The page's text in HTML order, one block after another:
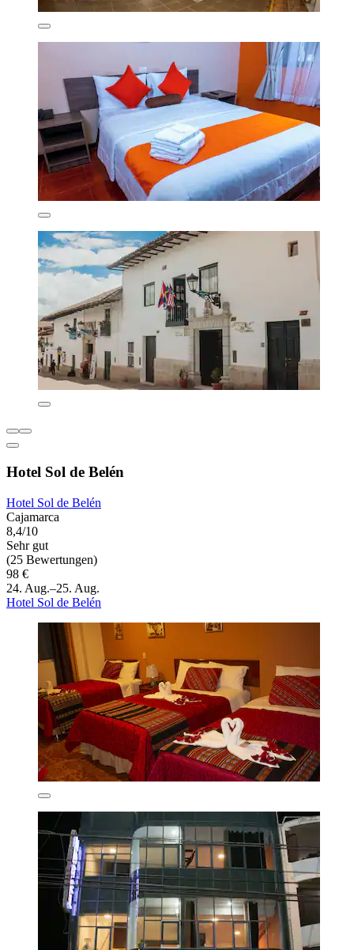
Hotel Sol de Belén
Hotel Sol de Belén
Cajamarca
8,4/10
Sehr gut
(25 Bewertungen)
98 €
24. Aug.–25. Aug.
Hotel Sol de Belén